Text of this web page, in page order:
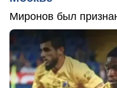
Миронов был